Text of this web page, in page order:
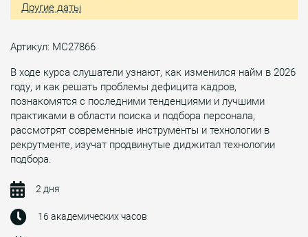
Другие даты
Артикул: МС27866
В ходе курса слушатели узнают, как изменился найм в 2026
году, и как решать проблемы дефицита кадров,
познакомятся с последними тенденциями и лучшими
практиками в области поиска и подбора персонала,
рассмотрят современные инструменты и технологии в
рекрутменте, изучат продвинутые диджитал технологии
подбора.
2 дня
16 академических часов